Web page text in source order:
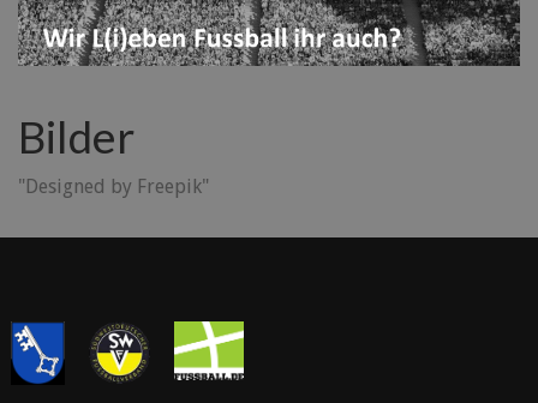
Bilder
"Designed by Freepik"